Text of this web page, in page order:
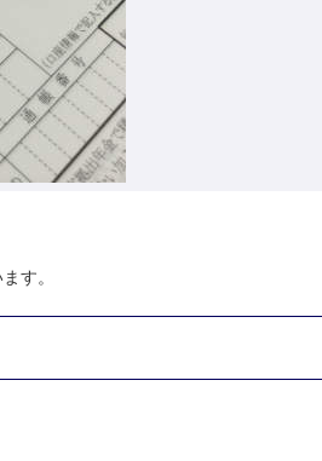
す。